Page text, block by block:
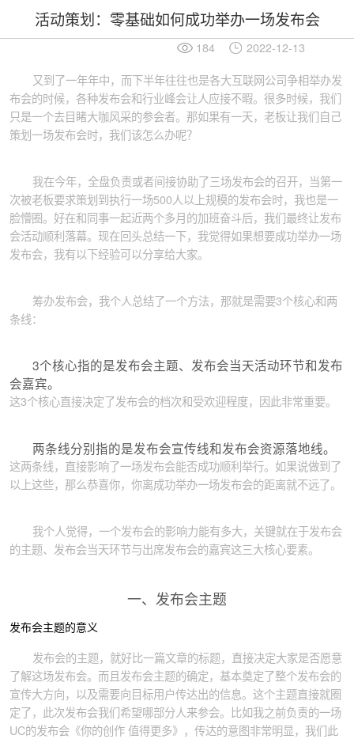
活动策划：零基础如何成功举办一场发布会
184 2022-12-13
又到了一年年中，而下半年往往也是各大互联网公司争相举办发
布会的时候，各种发布会和行业峰会让人应接不暇。很多时候，我们
只是一个去目睹大咖风采的参会者。那如果有一天，老板让我们自己
策划一场发布会时，我们该怎么办呢？
我在今年，全盘负责或者间接协助了三场发布会的召开，当第一
次被老板要求策划到执行一场500人以上规模的发布会时，我也是一
脸懵圈。好在和同事一起近两个多月的加班奋斗后，我们最终让发布
会活动顺利落幕。现在回头总结一下，我觉得如果想要成功举办一场
发布会，我有以下经验可以分享给大家。
筹办发布会，我个人总结了一个方法，那就是需要3个核心和两
条线：
3个核心指的是发布会主题、发布会当天活动环节和发布
会嘉宾。
这3个核心直接决定了发布会的档次和受欢迎程度，因此非常重要。
两条线分别指的是发布会宣传线和发布会资源落地线。
这两条线，直接影响了一场发布会能否成功顺利举行。如果说做到了
以上这些，那么恭喜你，你离成功举办一场发布会的距离就不远了。
我个人觉得，一个发布会的影响力能有多大，关键就在于发布会
的主题、发布会当天环节与出席发布会的嘉宾这三大核心要素。
一、发布会主题
发布会主题的意义
发布会的主题，就好比一篇文章的标题，直接决定大家是否愿意
了解这场发布会。而且发布会主题的确定，基本奠定了整个发布会的
宣传大方向，以及需要向目标用户传达出的信息。这个主题直接就圈
定了，此次发布会我们希望哪部分人来参会。比如我之前负责的一场
UC的发布会《你的创作 值得更多》，传达的意图非常明显，我们此